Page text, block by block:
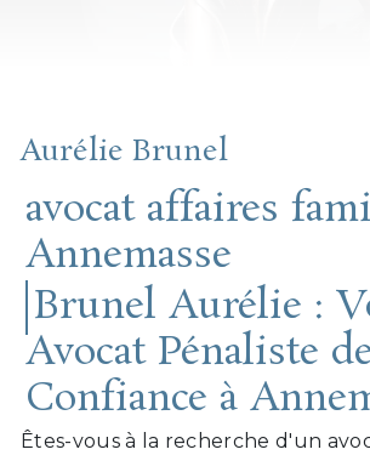
Aurélie Brunel
avocat affaires
Annemasse
Brunel Aurélie :
Avocat Pénaliste
Confiance à
Êtes-vous à la recherche d'un